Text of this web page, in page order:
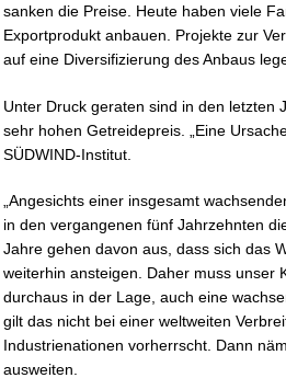
sanken die Preise. Heute haben viele
Exportprodukt anbauen. Projekte zur
auf eine Diversifizierung des Anbaus
Unter Druck geraten sind in den letzten
sehr hohen Getreidepreis. „Eine
SÜDWIND-Institut.
„Angesichts einer insgesamt
in den vergangenen fünf Jahrzehnten
Jahre gehen davon aus, dass sich das
weiterhin ansteigen. Daher muss unser
durchaus in der Lage, auch eine
gilt das nicht bei einer weltweiten
Industrienationen vorherrscht. Dann
ausweiten.